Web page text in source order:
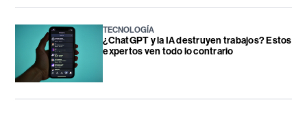
TECNOLOGÍA
¿ChatGPT y la IA destruyen trabajos? Estos
expertos ven todo lo contrario